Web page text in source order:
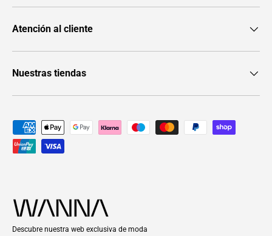
Atención al cliente
Nuestras tiendas
Formas de pago aceptadas
Descubre nuestra web exclusiva de moda